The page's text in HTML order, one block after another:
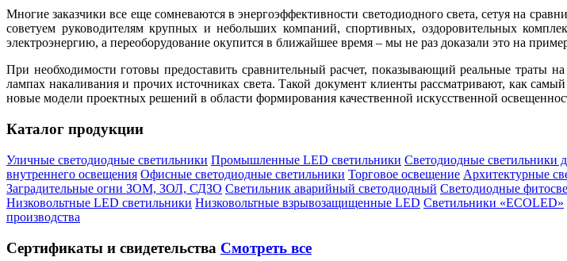
Многие заказчики все еще сомневаются в энергоэффективности светодиодного света, сетуя на
советуем руководителям крупных и небольших компаний, спортивных, оздоровительных
электроэнергию, а переоборудование окупится в ближайшее время – мы не раз доказали это на
При необходимости готовы предоставить сравнительный расчет, показывающий реальные траты
лампах накаливания и прочих источниках света. Такой документ клиенты рассматривают, как
новые модели проектных решений в области формирования качественной искусственной
Каталог продукции
Уличные светодиодные светильники Промышленные LED светильники Светодиодные светильники
внутреннего освещения Офисные светодиодные светильники Торговое освещение Архитектурные
Заградительные огни ЗОМ, ЗОЛ, СДЗО Светильник аварийный светодиодный Светодиодные
Низковольтные LED светильники Низковольтные взрывозащищенные LED Светильники «ECOLED»
производства
Сертификаты и свидетельства Смотреть все